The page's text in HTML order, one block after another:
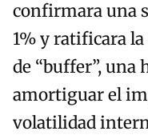
confirmara una
1% y ratificara
de “buffer”, una
amortiguar el
volatilidad